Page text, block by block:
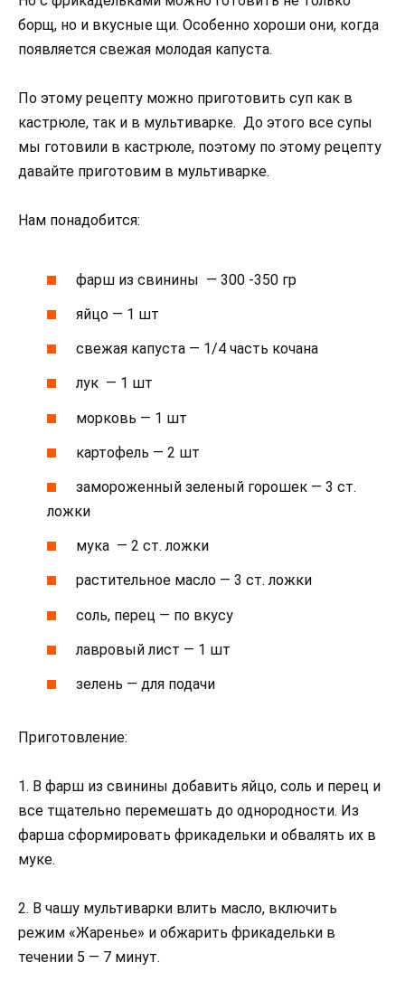
борщ, но и вкусные щи. Особенно хороши они, когда
появляется свежая молодая капуста.
По этому рецепту можно приготовить суп как в
кастрюле, так и в мультиварке. До этого все супы
мы готовили в кастрюле, поэтому по этому рецепту
давайте приготовим в мультиварке.
Нам понадобится:
фарш из свинины — 300 -350 гр
яйцо — 1 шт
свежая капуста — 1/4 часть кочана
лук — 1 шт
морковь — 1 шт
картофель — 2 шт
замороженный зеленый горошек — 3 ст.
ложки
мука — 2 ст. ложки
растительное масло — 3 ст. ложки
соль, перец — по вкусу
лавровый лист — 1 шт
зелень — для подачи
Приготовление:
1. В фарш из свинины добавить яйцо, соль и перец и
все тщательно перемешать до однородности. Из
фарша сформировать фрикадельки и обвалять их в
муке.
2. В чашу мультиварки влить масло, включить
режим «Жаренье» и обжарить фрикадельки в
течении 5 — 7 минут.